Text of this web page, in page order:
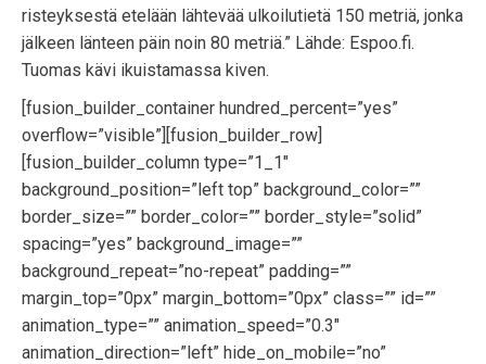
risteyksestä etelään lähtevää ulkoilutietä 150 metriä, jonka
jälkeen länteen päin noin 80 metriä.” Lähde: Espoo.fi.
Tuomas kävi ikuistamassa kiven.
[fusion_builder_container hundred_percent=”yes”
overflow=”visible”][fusion_builder_row]
[fusion_builder_column type=”1_1″
background_position=”left top” background_color=””
border_size=”” border_color=”” border_style=”solid”
spacing=”yes” background_image=””
background_repeat=”no-repeat” padding=””
margin_top=”0px” margin_bottom=”0px” class=”” id=””
animation_type=”” animation_speed=”0.3″
animation_direction=”left” hide_on_mobile=”no”